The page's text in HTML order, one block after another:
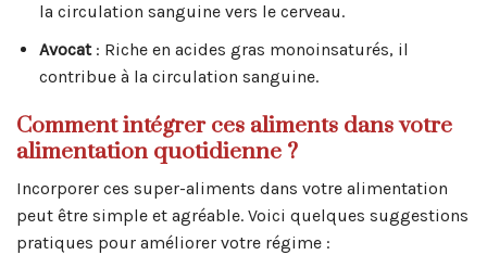
la circulation sanguine vers le cerveau.
Avocat: Riche en acides gras monoinsaturés, il
contribue à la circulation sanguine.
Comment intégrer ces aliments dans votre
alimentation quotidienne ?
Incorporer ces super-aliments dans votre alimentation
peut être simple et agréable. Voici quelques suggestions
pratiques pour améliorer votre régime :